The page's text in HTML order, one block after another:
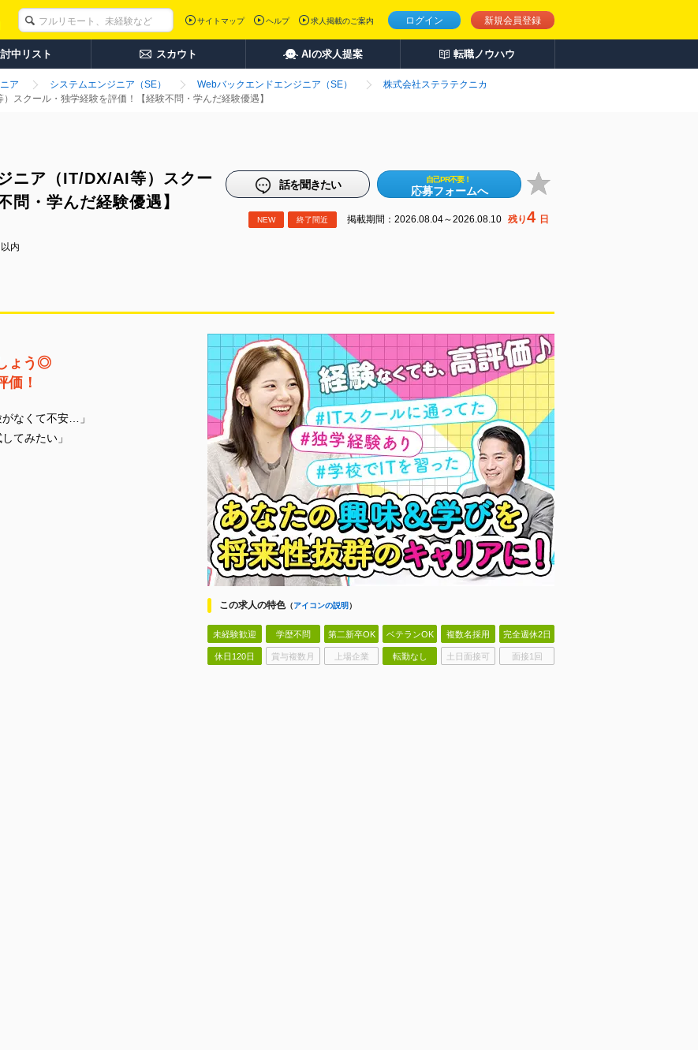
ログイン 新規会員登録
サイトマップ ヘルプ 求人掲載のご案内
中リスト スカウト AIの求人提案 転職ノウハウ
ア システムエンジニア（SE） Webバックエンドエンジニア（SE）
株式会社ステラテクニカ
スクール・独学経験を評価！【経験不問・学んだ経験優遇】
ニア（IT/DX/AI等）スクー
問・学んだ経験優遇】
内
話を聞きたい 自己PR不要！
応募フォームへ
NEW 終了間近 掲載期間：2026.08.04～2026.08.10 残り4 日
この求人の特色（アイコンの説明）
未経験歓迎 学歴不問 第二新卒OK ベテランOK 複数名採用 完全週休2日
休日120日 賞与複数月 上場企業 転勤なし 土日面接可 面接1回
ょう◎
価！
なくて不安…」
てみたい」